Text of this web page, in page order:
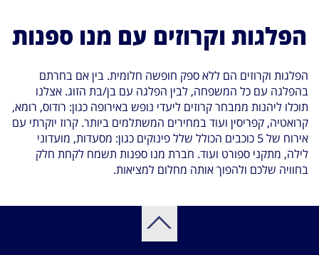
הפלגות וקרוזים עם מנו ספנות
הפלגות וקרוזים הם ללא ספק חופשה חלומית. בין אם בחרתם
בהפלגה עם כל המשפחה, לבין הפלגה עם בן/בת הזוג. אצלנו
תוכלו ליהנות ממבחר קרוזים ליעדי נופש באירופה כגון: רודוס, רומא,
קרואטיה, קפריסין ועוד במחירים המשתלמים ביותר. קרוז יוקרתי עם
אירוח של 5 כוכבים הכולל שלל פינוקים כגון: מסעדות, מועדוני
לילה, מתקני ספורט ועוד. חברת מנו ספנות תשמח לקחת חלק
בחוויה שלכם ולהפוך אותה מחלום למציאות.